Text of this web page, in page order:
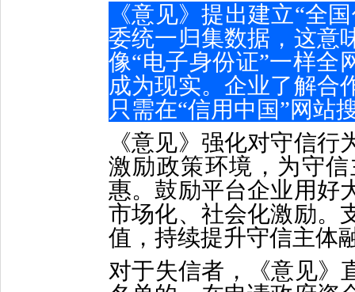
《意见》提出建立“全
委统一归集数据，这意
像“电子身份证”一样全
成为现实。企业了解合
只需在“信用中国”网站
《意见》强化对守信
激励政策环境，为守
惠。鼓励平台企业用好
市场化、社会化激励。
值，持续提升守信主体
对于失信者，《意见》